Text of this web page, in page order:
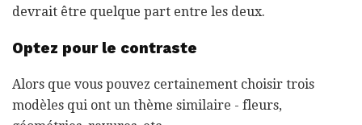
devrait être quelque part entre les deux.
Optez pour le contraste
Alors que vous pouvez certainement choisir trois
modèles qui ont un thème similaire - fleurs,